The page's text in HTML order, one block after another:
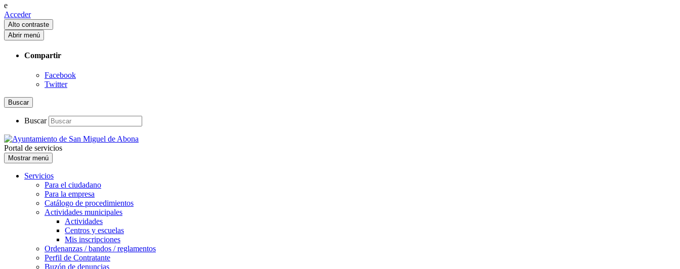
e
Acceder
Alto contraste
Abrir menú
Compartir
Facebook
Twitter
Buscar
Buscar
Portal de servicios
Mostrar menú
Servicios
Para el ciudadano
Para la empresa
Catálogo de procedimientos
Actividades municipales
Actividades
Centros y escuelas
Mis inscripciones
Ordenanzas / bandos / reglamentos
Perfil de Contratante
Buzón de denuncias